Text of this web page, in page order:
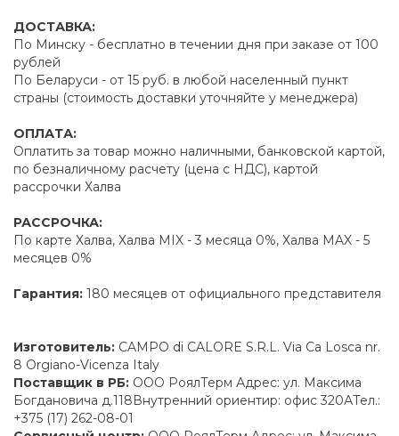
ДОСТАВКА:
По Минску - бесплатно в течении дня при заказе от 100
рублей
По Беларуси - от 15 руб. в любой населенный пункт
страны (стоимость доставки уточняйте у менеджера)
ОПЛАТА:
Оплатить за товар можно наличными, банковской картой,
по безналичному расчету (цена с НДС), картой
рассрочки Халва
РАССРОЧКА:
По карте Халва, Халва MIX - 3 месяца 0%, Халва MAX - 5
месяцев 0%
Гарантия: 180 месяцев от официального представителя
Изготовитель: CAMPO di CALORE S.R.L. Via Ca Losca nr.
8 Orgiano-Vicenza Italy
Поставщик в РБ: ООО РоялТерм Адрес: ул. Максима
Богдановича д.118Внутренний ориентир: офис 320АТел.:
+375 (17) 262-08-01